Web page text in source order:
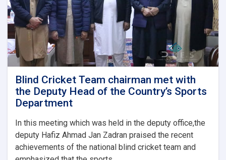
Blind Cricket Team chairman met with
the Deputy Head of the Country’s Sports
Department
deputy Hafiz Ahmad Jan Zadran praised the recent
achievements of the national blind cricket team and